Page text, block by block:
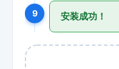
9 安装成功！